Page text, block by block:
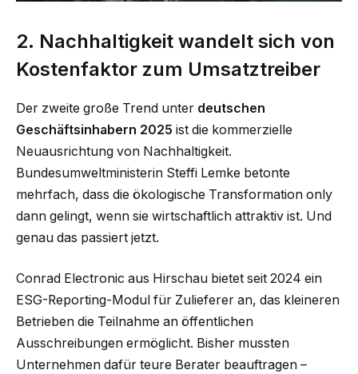
2. Nachhaltigkeit wandelt sich von
Kostenfaktor zum Umsatztreiber
Der zweite große Trend unter deutschen
Geschäftsinhabern 2025 ist die kommerzielle
Neuausrichtung von Nachhaltigkeit.
Bundesumweltministerin Steffi Lemke betonte
mehrfach, dass die ökologische Transformation only
dann gelingt, wenn sie wirtschaftlich attraktiv ist. Und
genau das passiert jetzt.
Conrad Electronic aus Hirschau bietet seit 2024 ein
ESG-Reporting-Modul für Zulieferer an, das kleineren
Betrieben die Teilnahme an öffentlichen
Ausschreibungen ermöglicht. Bisher mussten
Unternehmen dafür teure Berater beauftragen –